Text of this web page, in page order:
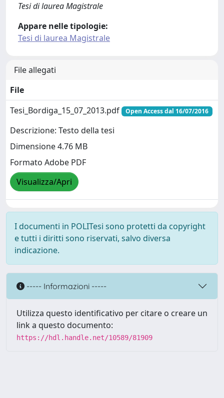
Tesi di laurea Magistrale
Appare nelle tipologie:
Tesi di laurea Magistrale
File allegati
File
Tesi_Bordiga_15_07_2013.pdf
Open Access dal 16/07/2016
Descrizione: Testo della tesi
Dimensione 4.76 MB
Formato Adobe PDF
Visualizza/Apri
I documenti in POLITesi sono protetti da copyright
e tutti i diritti sono riservati, salvo diversa
indicazione.
----- Informazioni -----
Utilizza questo identificativo per citare o creare un
link a questo documento:
https://hdl.handle.net/10589/81909